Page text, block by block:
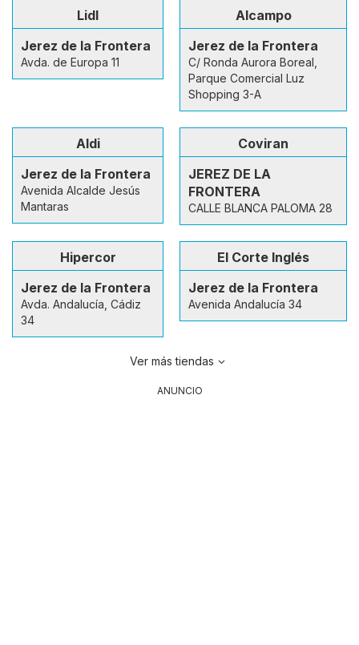
Lidl
Jerez de la Frontera
Avda. de Europa 11
Alcampo
Jerez de la Frontera
C/ Ronda Aurora Boreal,
Parque Comercial Luz
Shopping 3-A
Aldi
Jerez de la Frontera
Avenida Alcalde Jesús
Mantaras
Coviran
JEREZ DE LA
FRONTERA
CALLE BLANCA PALOMA 28
Hipercor
Jerez de la Frontera
Avda. Andalucía, Cádiz
34
El Corte Inglés
Jerez de la Frontera
Avenida Andalucía 34
Ver más tiendas
ANUNCIO